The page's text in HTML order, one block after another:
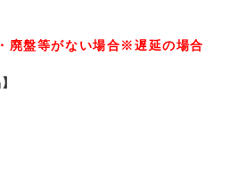
廃盤等がない場合※遅延の場合